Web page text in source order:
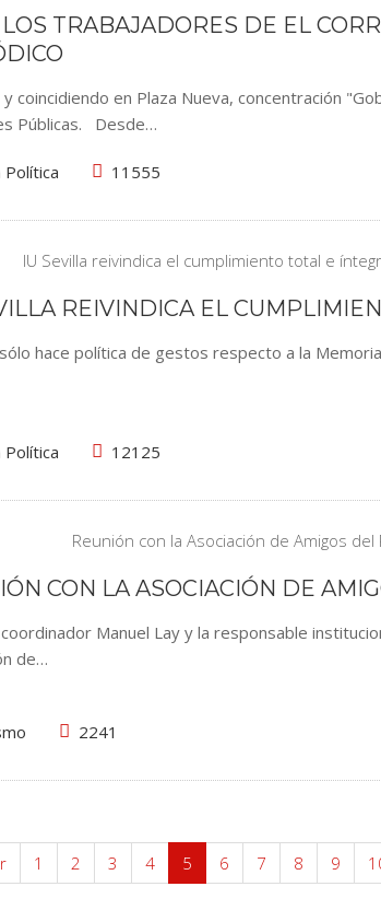
LOS TRABAJADORES DE EL
y coincidiendo en Plaza Nueva, concentración
Públicas. Desde…
Política 11555
REIVINDICA EL
sólo hace política de gestos respecto a la
Política 12125
CON LA ASOCIACIÓN DE
Manuel Lay y la responsable
de…
2241
1 2 3 4 5 6 7 8 9